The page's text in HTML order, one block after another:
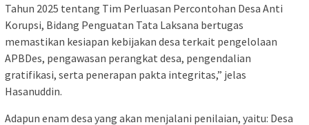
Tahun 2025 tentang Tim Perluasan Percontohan Desa Anti
Korupsi, Bidang Penguatan Tata Laksana bertugas
memastikan kesiapan kebijakan desa terkait pengelolaan
APBDes, pengawasan perangkat desa, pengendalian
gratifikasi, serta penerapan pakta integritas,” jelas
Hasanuddin.
Adapun enam desa yang akan menjalani penilaian, yaitu: Desa